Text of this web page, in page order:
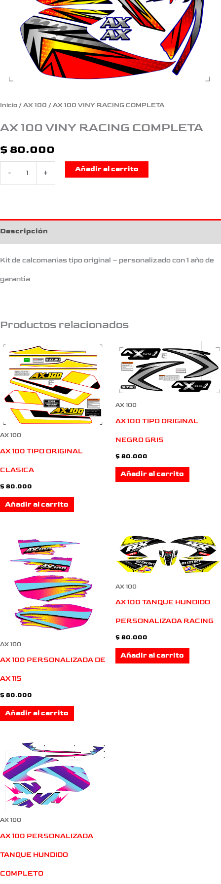
Inicio / AX 100 / AX 100 VINY RACING COMPLETA
AX 100 VINY RACING COMPLETA
$ 80.000
- +
Añadir al carrito
Descripción
Kit de calcomanias tipo original – personalizado con 1 año de
garantia
Productos relacionados
AX 100
AX 100 TIPO ORIGINAL
CLASICA
$ 80.000
Añadir al carrito
AX 100
AX 100 TIPO ORIGINAL
NEGRO GRIS
$ 80.000
Añadir al carrito
AX 100
AX 100 PERSONALIZADA DE
AX 115
$ 80.000
Añadir al carrito
AX 100
AX 100 TANQUE HUNDIDO
PERSONALIZADA RACING
$ 80.000
Añadir al carrito
AX 100
AX 100 PERSONALIZADA
TANQUE HUNDIDO
COMPLETO